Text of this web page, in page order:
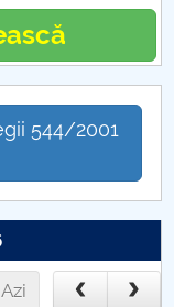
AL ROMANIEI
pasivitate și
544/2001
Azi